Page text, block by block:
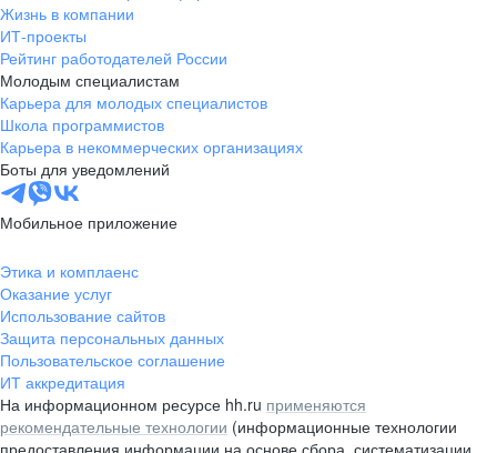
Жизнь в компании
ИТ-проекты
Рейтинг работодателей России
Молодым специалистам
Карьера для молодых специалистов
Школа программистов
Карьера в некоммерческих организациях
Боты для уведомлений
Мобильное приложение
Этика и комплаенс
Оказание услуг
Использование сайтов
Защита персональных данных
Пользовательское соглашение
ИТ аккредитация
На информационном ресурсе hh.ru применяются
рекомендательные технологии (информационные технологии
предоставления информации на основе сбора, систематизации